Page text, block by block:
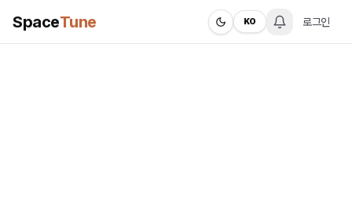
SpaceTune KO 로그인